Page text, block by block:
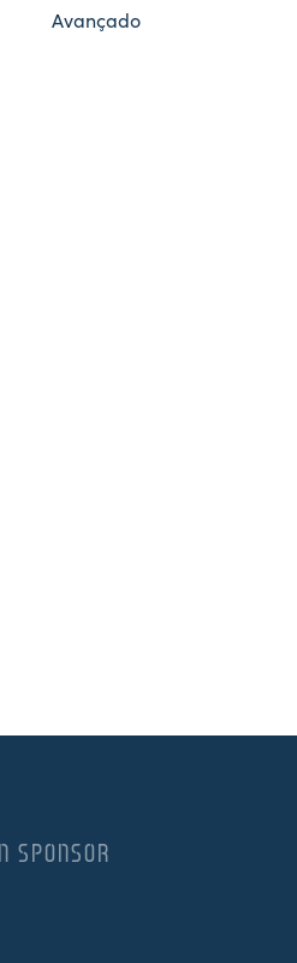
Avançado
SPONSOR